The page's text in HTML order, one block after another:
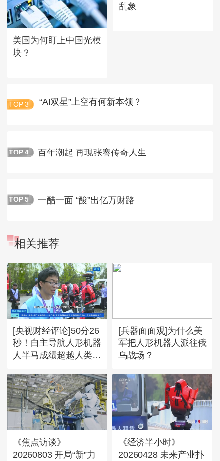
美国为何盯上中国光模
块？
乱象
TOP 3 “AI双星”上空有何新本领？
TOP 4 百年潮起 再现张謇传奇人生
TOP 5 一醋一面 “酸”出亿万财路
相关推荐
[央视财经评论]50分26
秒！自主导航人形机器
人半马成绩超越人类世
[兵器面面观]为什么美
军把人形机器人派往俄
乌战场？
《焦点访谈》
20260803 开局“新”力
《经济半小时》
20260428 未来产业扑